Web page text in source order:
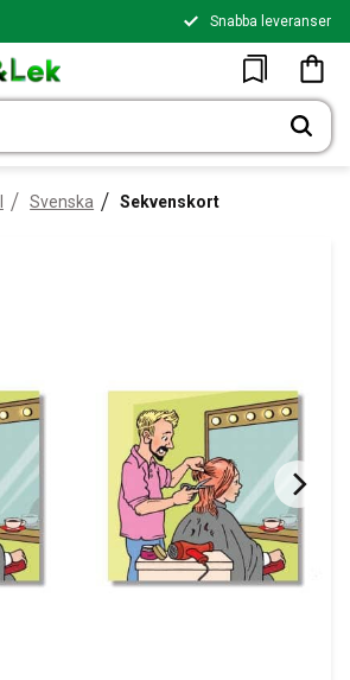
Snabba leveranser
Favoriter
Svenska Sekvenskort